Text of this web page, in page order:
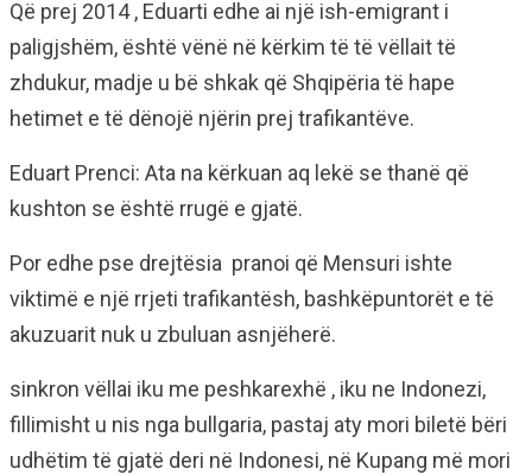
Që prej 2014 , Eduarti edhe ai një ish-emigrant i
paligjshëm, është vënë në kërkim të të vëllait të
zhdukur, madje u bë shkak që Shqipëria të hape
hetimet e të dënojë njërin prej trafikantëve.
Eduart Prenci: Ata na kërkuan aq lekë se thanë që
kushton se është rrugë e gjatë.
Por edhe pse drejtësia pranoi që Mensuri ishte
viktimë e një rrjeti trafikantësh, bashkëpuntorët e të
akuzuarit nuk u zbuluan asnjëherë.
sinkron vëllai iku me peshkarexhë , iku ne Indonezi,
fillimisht u nis nga bullgaria, pastaj aty mori biletë bëri
udhëtim të gjatë deri në Indonesi, në Kupang më mori